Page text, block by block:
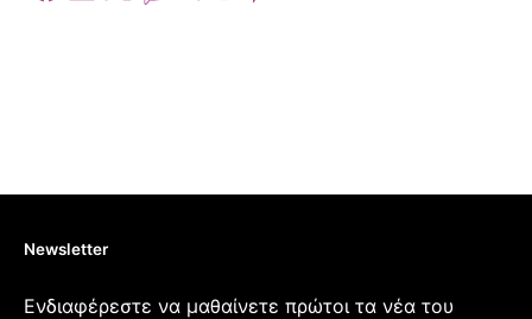
Newsletter
Ενδιαφέρεστε να μαθαίνετε πρώτοι τα νέα του